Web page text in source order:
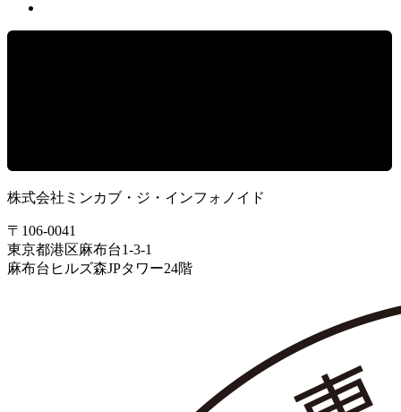
株式会社ミンカブ・ジ・インフォノイド
〒106-0041
東京都港区麻布台1-3-1
麻布台ヒルズ森JPタワー24階